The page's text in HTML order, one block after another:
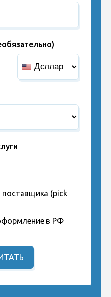
поставщика (pick
в РФ